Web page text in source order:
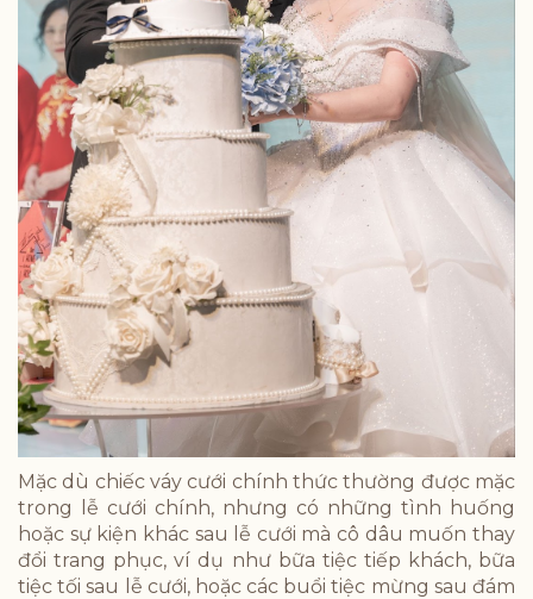
Mặc dù chiếc váy cưới chính thức thường được mặc
trong lễ cưới chính, nhưng có những tình huống
hoặc sự kiện khác sau lễ cưới mà cô dâu muốn thay
đổi trang phục, ví dụ như bữa tiệc tiếp khách, bữa
tiệc tối sau lễ cưới, hoặc các buổi tiệc mừng sau đám